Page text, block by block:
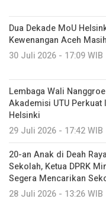
Dua Dekade MoU
Kewenangan Aceh
30 Juli 2026 - 17:09 WIB
Lembaga Wali
Akademisi UTU
Helsinki
29 Juli 2026 - 17:42 WIB
20-an Anak di Deah
Sekolah, Ketua DPRK
Segera Mencarikan
28 Juli 2026 - 13:26 WIB